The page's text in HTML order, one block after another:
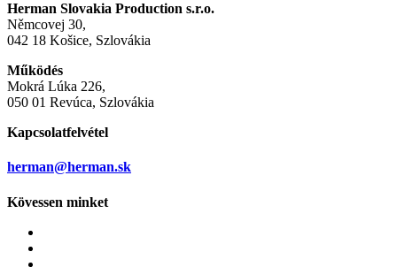
Herman Slovakia Production s.r.o.
Němcovej 30,
042 18 Košice, Szlovákia
Működés
Mokrá Lúka 226,
050 01 Revúca, Szlovákia
Kapcsolatfelvétel
herman@herman.sk
Kövessen minket